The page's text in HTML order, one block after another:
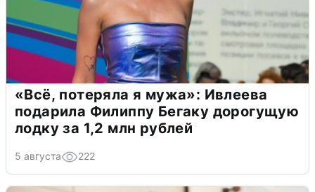
«Всё, потеряла я мужа»: Ивлеева
подарила Филиппу Бегаку дорогущую
лодку за 1,2 млн рублей
5 августа 222